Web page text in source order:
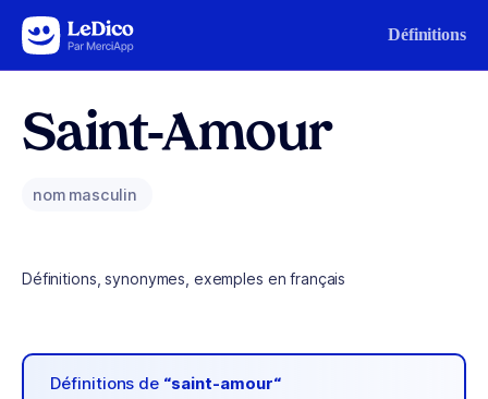
Aller au contenu Définitions
Saint-Amour
nom masculin
Définitions, synonymes, exemples en français
Définitions de “saint-amour“